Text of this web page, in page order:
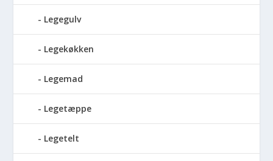
Legegulv
Legekøkken
Legemad
Legetæppe
Legetelt